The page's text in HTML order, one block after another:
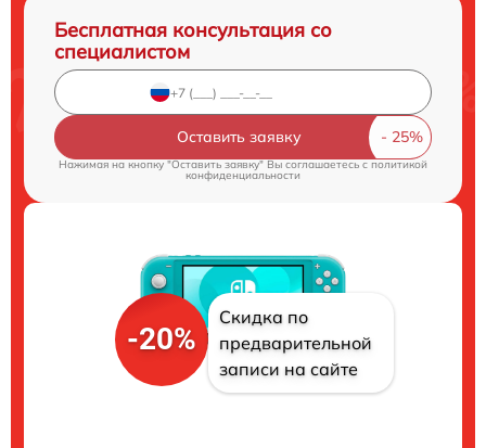
Бесплатная консультация со
специалистом
Оставить заявку
Нажимая на кнопку "Оставить заявку" Вы соглашаетесь c политикой
конфиденциальности
-20%
Скидка по
предварительной
записи на сайте